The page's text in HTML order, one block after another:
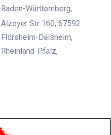
Baden-Württemberg,
Alzeyer Str 160, 67592
Flörsheim-Dalsheim,
Rheinland-Pfalz,